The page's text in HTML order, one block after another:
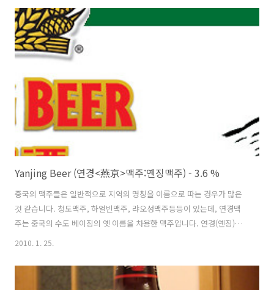
년 당시에 선풍적인 인기를 끌던 황금빛의 필스너, 라거의 유행에 대한
대항마로 만들어진 맥주인 Duvel 은 'Duvel(악마)'이란 이름이 붙여진
데에는 너무나도 유명한 일화가 있습니다. 오랜기간 숙성되어 만들어진
이 맥주를 누군가가 처음 맛을 보았을 때, 너무도 감격한 나머지 이 맥주
Yanjing Beer (연경<燕京>맥주:옌징맥주) - 3.6 %
중국의 맥주들은 일반적으로 지역의 명칭을 이름으로 따는 경우가 많은
것 같습니다. 청도맥주, 하얼빈맥주, 랴오성맥주등등이 있는데, 연경맥
주는 중국의 수도 베이징의 옛 이름을 차용한 맥주입니다. 연경(옌징)은
현재 북경의 옛 명칭으로 밑에서 설명된것 처럼 기원전 1045년 부터 기
아다니다가 일반 소매점이나 슈퍼마켓에 가면 어느곳을 가든지 연경맥
주를 취급하고 있는데, 실제로 북경지역의 85%의 점유율, 화북지역에서
2010. 1. 25.